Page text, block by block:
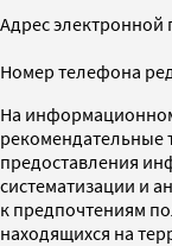
Адрес электронной
Номер телефона
На
рекомендательные
предоставления
систематизации и
к предпочтениям
находящихся на